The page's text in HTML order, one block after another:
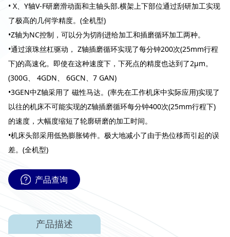
• X、Y轴V-F研磨滑动面和主轴头部.横架上下部位通过刮研加工实现
了极高的几何学精度。(全机型)
•Z轴为NC控制，可以分为切削进给加工和插磨循环加工两种。
•通过滚珠丝杠驱动， Z轴插磨循环实现了每分钟200次(25mm行程
下)的高速化。即使在这种速度下，下死点的精度也达到了2μm。
(300G、 4GDN、 6GCN、7 GAN)
•3GEN中Z轴采用了 磁性马达。(率先在工作机床中实际应用)实现了
以往的机床不可能实现的Z轴插磨循环每分钟400次(25mm行程下)
的速度，大幅度缩短了轮廓研磨的加工时间。
•机床头部采用低热膨胀铸件。极大地减小了由于热位移而引起的误
差。(全机型)
产品查询
产品描述